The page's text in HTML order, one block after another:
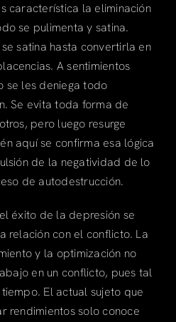
característica la eliminación
se pulimenta y satina.
satina hasta convertirla en
A sentimientos
se les deniega todo
Se evita toda forma de
pero luego resurge
aquí se confirma esa lógica
de la negatividad de lo
de autodestrucción.
éxito de la depresión se
relación con el conflicto. La
y la optimización no
en un conflicto, pues tal
El actual sujeto que
rendimientos solo conoce